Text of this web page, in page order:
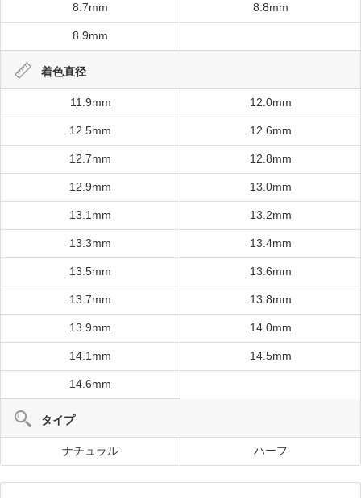
8.7mm 8.8mm
8.9mm
着色直径
11.9mm 12.0mm
12.5mm 12.6mm
12.7mm 12.8mm
12.9mm 13.0mm
13.1mm 13.2mm
13.3mm 13.4mm
13.5mm 13.6mm
13.7mm 13.8mm
13.9mm 14.0mm
14.1mm 14.5mm
14.6mm
タイプ
ナチュラル ハーフ